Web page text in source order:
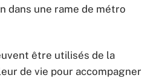
dans une rame de métro
être utilisés de la
de vie pour accompagner